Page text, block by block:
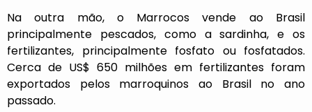
Na outra mão, o Marrocos vende ao Brasil
principalmente pescados, como a sardinha, e os
fertilizantes, principalmente fosfato ou fosfatados.
Cerca de US$ 650 milhões em fertilizantes foram
exportados pelos marroquinos ao Brasil no ano
passado.